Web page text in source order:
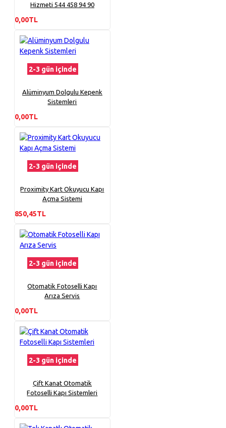
Hizmeti 544 458 94 90
0,00TL
2-3 gün içinde
Alüminyum Dolgulu Kepenk
Sistemleri
0,00TL
2-3 gün içinde
Proximity Kart Okuyucu Kapı
Açma Sistemi
850,45TL
2-3 gün içinde
Otomatik Fotoselli Kapı
Arıza Servis
0,00TL
2-3 gün içinde
Çift Kanat Otomatik
Fotoselli Kapı Sistemleri
0,00TL